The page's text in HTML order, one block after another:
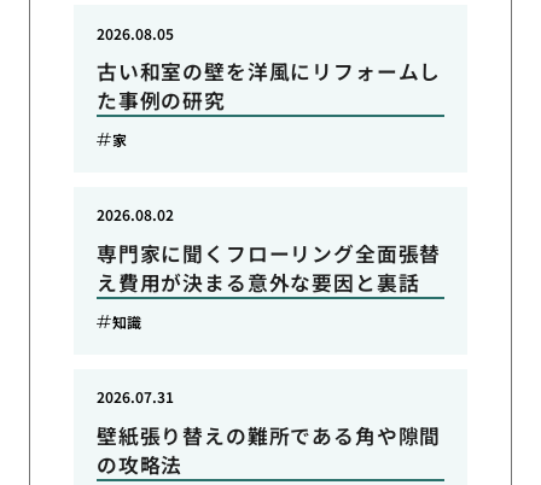
古い和室の壁を洋風にリフォームし
た事例の研究
2026.08.05
家
専門家に聞くフローリング全面張替
え費用が決まる意外な要因と裏話
2026.08.02
知識
壁紙張り替えの難所である角や隙間
の攻略法
2026.07.31